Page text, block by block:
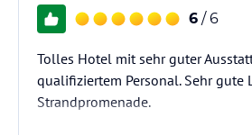
6 / 6
Tolles Hotel mit sehr guter
qualifiziertem Personal. Sehr gute
Strandpromenade.